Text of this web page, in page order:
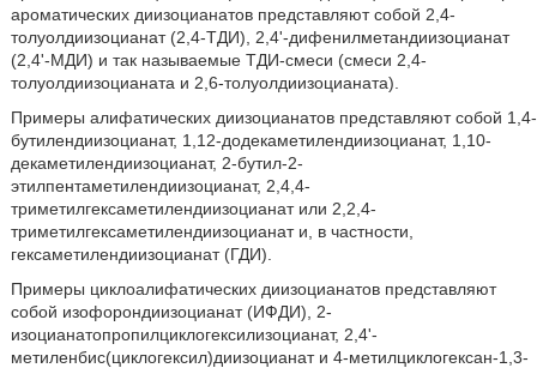
ароматических диизоцианатов представляют собой 2,4-
толуолдиизоцианат (2,4-ТДИ), 2,4'-дифенилметандиизоцианат
(2,4'-МДИ) и так называемые ТДИ-смеси (смеси 2,4-
толуолдиизоцианата и 2,6-толуолдиизоцианата).
Примеры алифатических диизоцианатов представляют собой 1,4-
бутилендиизоцианат, 1,12-додекаметилендиизоцианат, 1,10-
декаметилендиизоцианат, 2-бутил-2-
этилпентаметилендиизоцианат, 2,4,4-
триметилгексаметилендиизоцианат или 2,2,4-
триметилгексаметилендиизоцианат и, в частности,
гексаметилендиизоцианат (ГДИ).
Примеры циклоалифатических диизоцианатов представляют
собой изофорондиизоцианат (ИФДИ), 2-
изоцианатопропилциклогексилизоцианат, 2,4'-
метиленбис(циклогексил)диизоцианат и 4-метилциклогексан-1,3-